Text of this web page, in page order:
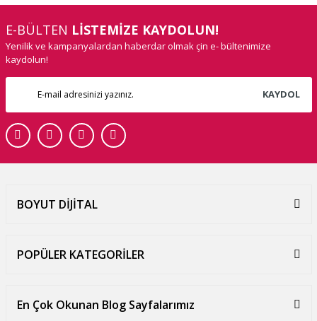
E-BÜLTEN LİSTEMİZE KAYDOLUN!
Yenilik ve kampanyalardan haberdar olmak çin e- bültenimize
kaydolun!
KAYDOL
BOYUT DİJİTAL
POPÜLER KATEGORİLER
En Çok Okunan Blog Sayfalarımız